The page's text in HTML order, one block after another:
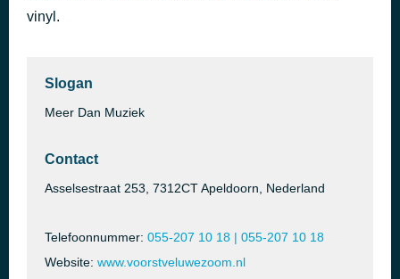
vinyl.
Slogan
Meer Dan Muziek
Contact
Asselsestraat 253, 7312CT Apeldoorn, Nederland
Telefoonnummer: 055-207 10 18 | 055-207 10 18
Website: www.voorstveluwezoom.nl